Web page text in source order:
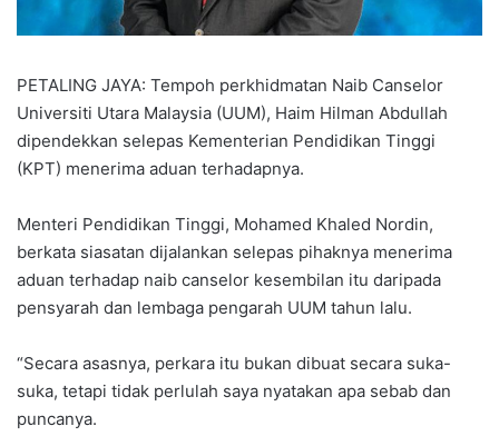
PETALING JAYA: Tempoh perkhidmatan Naib Canselor
Universiti Utara Malaysia (UUM), Haim Hilman Abdullah
dipendekkan selepas Kementerian Pendidikan Tinggi
(KPT) menerima aduan terhadapnya.
Menteri Pendidikan Tinggi, Mohamed Khaled Nordin,
berkata siasatan dijalankan selepas pihaknya menerima
aduan terhadap naib canselor kesembilan itu daripada
pensyarah dan lembaga pengarah UUM tahun lalu.
“Secara asasnya, perkara itu bukan dibuat secara suka-
suka, tetapi tidak perlulah saya nyatakan apa sebab dan
puncanya.